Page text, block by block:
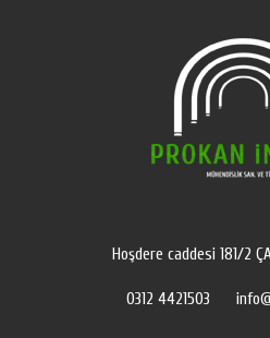
Hoşdere caddesi 181/2
0312 4421503